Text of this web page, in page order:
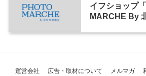
イフショップ
MARCHE By
運営会社 広告・取材について メルマガ